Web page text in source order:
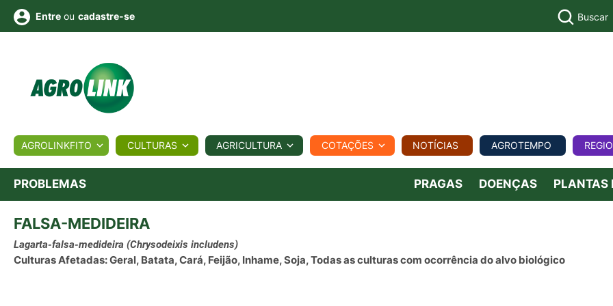
BIOLÓGICOS COTAÇÕES NOTÍCIAS AGROTEMPO REGIONAL COMERCIAL AGROVIAGENS
Conversor Colunistas
Vídeos
Entre ou cadastre-se Buscar
AGROLINKFITO CULTURAS AGRICULTURA COTAÇÕES NOTÍCIAS AGROTEMPO
PROBLEMAS PRAGAS DOENÇAS PLANTAS
FALSA-MEDIDEIRA
Lagarta-falsa-medideira (Chrysodeixis includens)
Culturas Afetadas: Geral, Batata, Cará, Feijão, Inhame, Soja, Todas as culturas com ocorrência do alvo biológico